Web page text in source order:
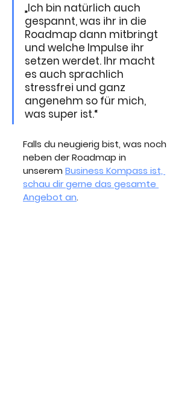
„Ich bin natürlich auch
gespannt, was ihr in die
Roadmap dann mitbringt
und welche Impulse ihr
setzen werdet. Ihr macht
es auch sprachlich
stressfrei und ganz
angenehm so für mich,
was super ist.“
Falls du neugierig bist, was noch
neben der Roadmap in
unserem Business Kompass ist,
schau dir gerne das gesamte
Angebot an.